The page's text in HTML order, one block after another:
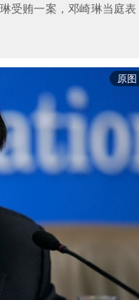
受贿一案，邓崎琳当庭表
原图